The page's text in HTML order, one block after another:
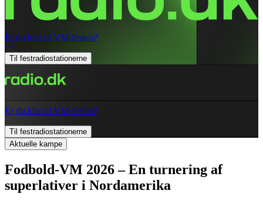
Er du klar til VM-festen?
Til festradiostationerne
Er du klar til VM-festen?
Til festradiostationerne
Aktuelle kampe
Fodbold-VM 2026 – En turnering af
superlativer i Nordamerika